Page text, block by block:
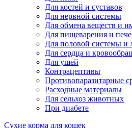
Для костей и суставов
Для нервной системы
Для обмена веществ и
Для пищеварения и
Для половой системы и
Для сердца и
Для ушей
Контрацептивы
Противопаразитарные
Расходные материалы
Для сельхоз животных
При диабете
Сухие корма для кошек